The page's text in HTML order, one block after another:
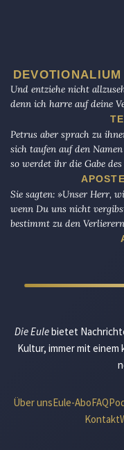
DEVOTIONALIUM
Und entziehe nicht
denn ich harre auf deine
Petrus aber sprach zu
sich taufen auf den
so werdet ihr die Gabe
Sie sagten: »Unser Herr,
wenn Du uns nicht
bestimmt zu den
Die Eulebietet
Kultur, immer mit
Über unsEule-AboFAQ
Kontakt